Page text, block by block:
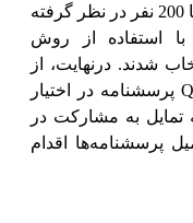
(2011)، در پژوهش حاضر تعداد نمونه‌ها 200 نفر در نظر گرفته
استفاده از روش
شدند. درنهایت، از
پرسشنامه در اختیار
گرفت و ۲۰۹ نفر که تمایل به مشارکت در
پرسشنامه‌ها اقدام